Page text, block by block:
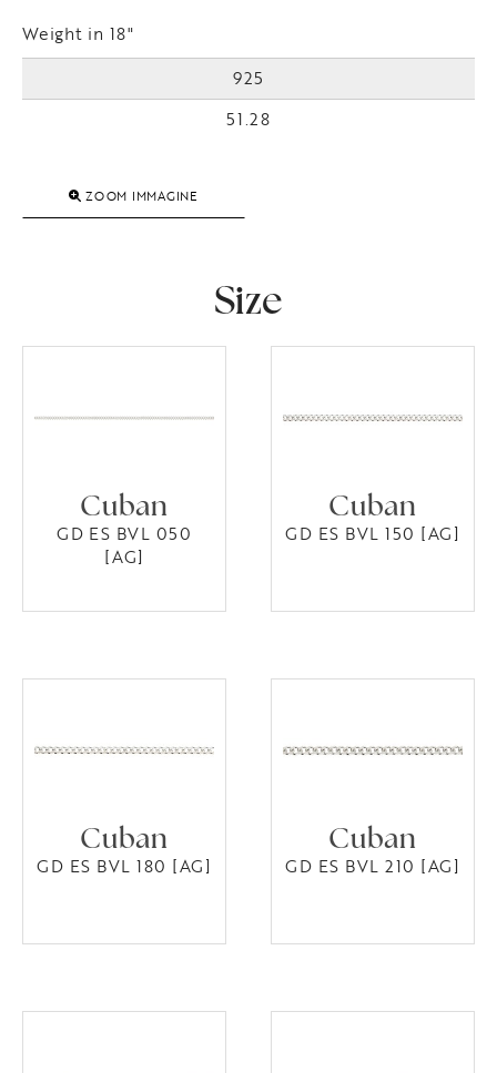
Weight in 18"
925
51.28
ZOOM IMMAGINE
Size
Cuban
GD ES BVL 050
[AG]
Cuban
GD ES BVL 150 [AG]
Cuban
GD ES BVL 180 [AG]
Cuban
GD ES BVL 210 [AG]